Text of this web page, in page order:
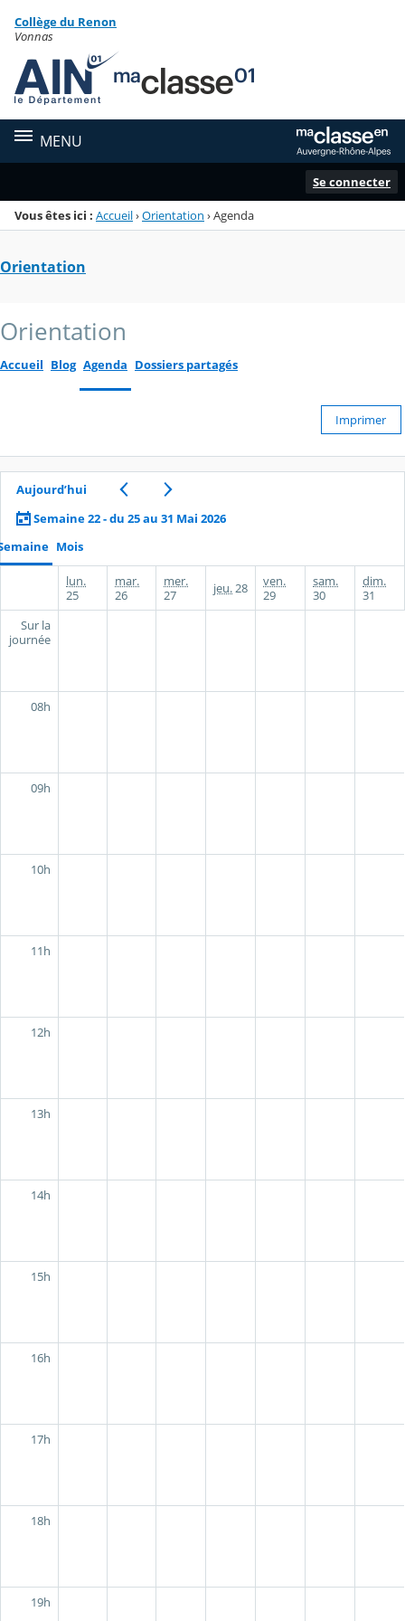
Menu de la rubrique
Contenu
Collège du Renon
Vonnas
MENU
Se connecter
Vous êtes ici : Accueil›Orientation ›Agenda
Orientation
Orientation
Accueil Blog Agenda Dossiers partagés
Imprimer
Aujourd’hui
Semaine 22 - du 25 au 31 Mai 2026
Mois
lun.
25
mar.
26
mer.
27
jeu. 28
ven.
29
sam.
30
dim.
31
Sur la
journée
08h
09h
10h
11h
12h
13h
14h
15h
16h
17h
18h
19h